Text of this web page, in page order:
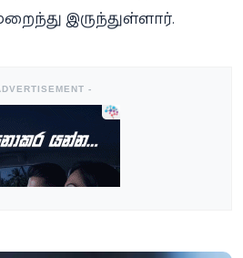
இருந்துள்ளார்.
-